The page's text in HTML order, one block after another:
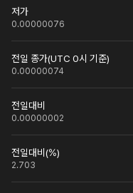
저가
0.00000076
전일 종가(UTC 0시 기준)
0.00000074
전일대비
0.00000002
전일대비(%)
2.703